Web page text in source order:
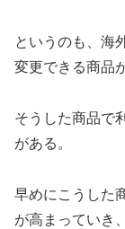
というのも、海
変更できる商品
そうした商品で
がある。
早めにこうした
が高まっていき